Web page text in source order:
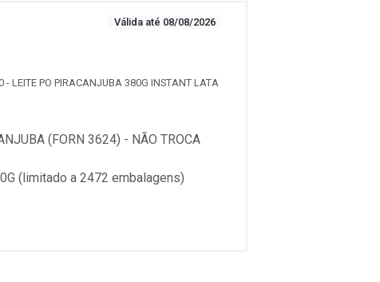
Válida até 08/08/2026
LEITE PO PIRACANJUBA 380G INSTANT LATA
(FORN 3624) - NÃO TROCA
(limitado a 2472 embalagens)